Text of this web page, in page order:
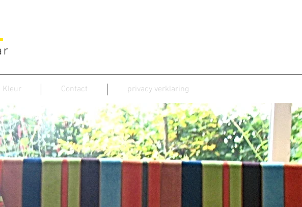
Kleur Contact privacy verklaring